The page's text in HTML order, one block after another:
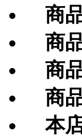
商
商
商
商
本